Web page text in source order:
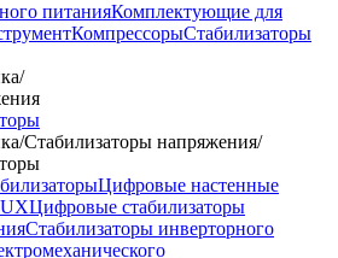
питанияКомплектующие для
КомпрессорыСтабилизаторы
/
/Стабилизаторы напряжения/
Цифровые настенные
Цифровые стабилизаторы
Стабилизаторы инверторного